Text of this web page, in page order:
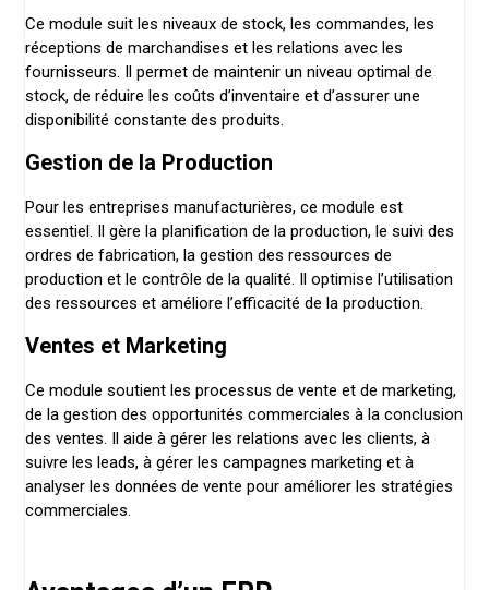
Ce module suit les niveaux de stock, les commandes, les
réceptions de marchandises et les relations avec les
fournisseurs. Il permet de maintenir un niveau optimal de
stock, de réduire les coûts d’inventaire et d’assurer une
disponibilité constante des produits.
Gestion de la Production
Pour les entreprises manufacturières, ce module est
essentiel. Il gère la planification de la production, le suivi des
ordres de fabrication, la gestion des ressources de
production et le contrôle de la qualité. Il optimise l’utilisation
des ressources et améliore l’efficacité de la production.
Ventes et Marketing
Ce module soutient les processus de vente et de marketing,
de la gestion des opportunités commerciales à la conclusion
des ventes. Il aide à gérer les relations avec les clients, à
suivre les leads, à gérer les campagnes marketing et à
analyser les données de vente pour améliorer les stratégies
commerciales.